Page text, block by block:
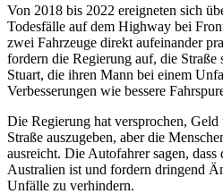
Von 2018 bis 2022 ereigneten sich
Todesfälle auf dem Highway bei
zwei Fahrzeuge direkt aufeinander
fordern die Regierung auf, die Straße
Stuart, die ihren Mann bei einem
Verbesserungen wie bessere
Die Regierung hat versprochen,
Straße auszugeben, aber die
ausreicht. Die Autofahrer sagen, dass
Australien ist und fordern dringend
Unfälle zu verhindern.